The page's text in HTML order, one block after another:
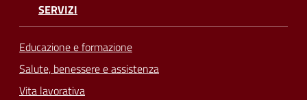
SERVIZI
Educazione e formazione
Salute, benessere e assistenza
Vita lavorativa